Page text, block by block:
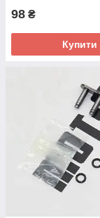
98 ₴
Купити